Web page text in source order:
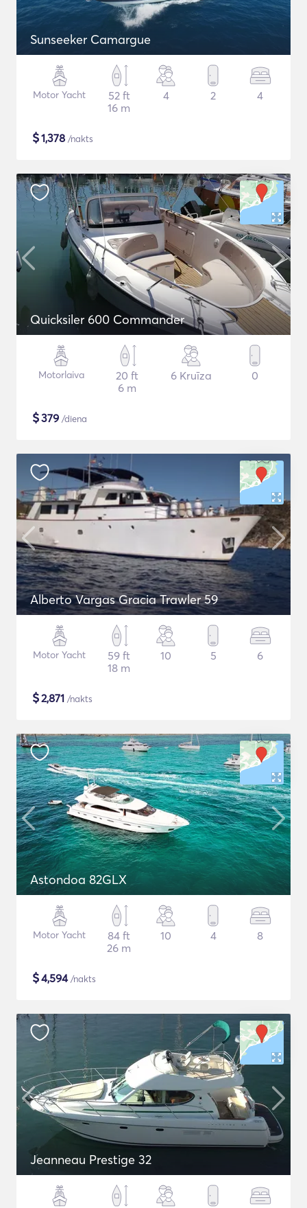
Sunseeker Camargue
Motor Yacht
52 ft
16 m
4 2 4
$1,378 /nakts
Quicksiler 600 Commander
Motorlaiva
20 ft
6 m
6 Kruīza 0
$379 /diena
Alberto Vargas Gracia Trawler 59
Motor Yacht
59 ft
18 m
10 5 6
$2,871 /nakts
Astondoa 82GLX
Motor Yacht
84 ft
26 m
10 4 8
$4,594/nakts
Jeanneau Prestige 32